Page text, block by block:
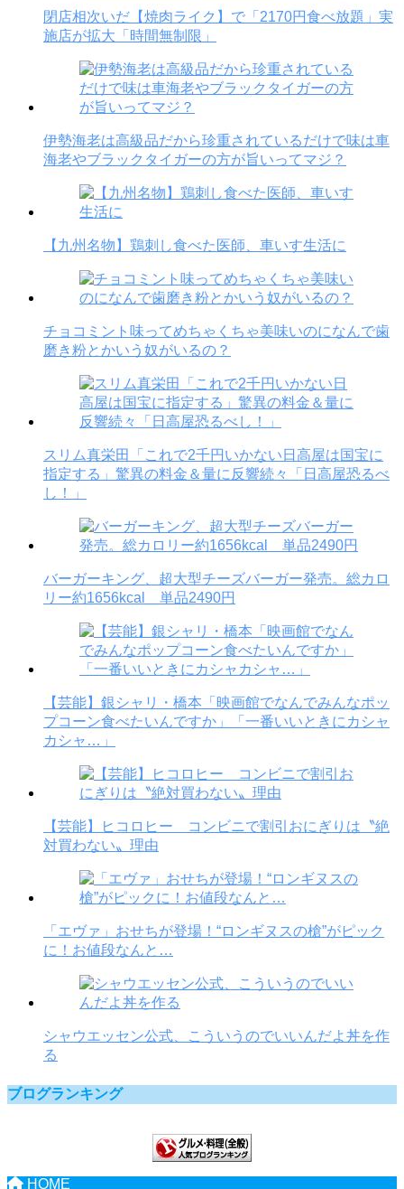
閉店相次いだ【焼肉ライク】で「2170円食べ放題」実
施店が拡大「時間無制限」
伊勢海老は高級品だから珍重されているだけで味は車
海老やブラックタイガーの方が旨いってマジ？
【九州名物】鶏刺し食べた医師、車いす生活に
チョコミント味ってめちゃくちゃ美味いのになんで歯
磨き粉とかいう奴がいるの？
スリム真栄田「これで2千円いかない日高屋は国宝に
指定する」驚異の料金＆量に反響続々「日高屋恐るべ
し！」
バーガーキング、超大型チーズバーガー発売。総カロ
リー約1656kcal 単品2490円
【芸能】銀シャリ・橋本「映画館でなんでみんなポッ
プコーン食べたいんですか」「一番いいときにカシャ
カシャ…」
【芸能】ヒコロヒー コンビニで割引おにぎりは〝絶
対買わない〟理由
「エヴァ」おせちが登場！“ロンギヌスの槍”がピック
に！お値段なんと…
シャウエッセン公式、こういうのでいいんだよ丼を作
る
ブログランキング
HOME